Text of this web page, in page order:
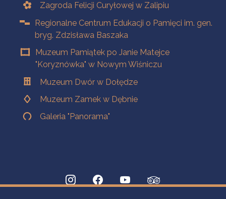
Zagroda Felicji Curyłowej w Zalipiu
Regionalne Centrum Edukacji o Pamięci im. gen.
bryg. Zdzisława Baszaka
Muzeum Pamiątek po Janie Matejce
"Koryznówka" w Nowym Wiśniczu
Muzeum Dwór w Dołędze
Muzeum Zamek w Dębnie
Galeria "Panorama"